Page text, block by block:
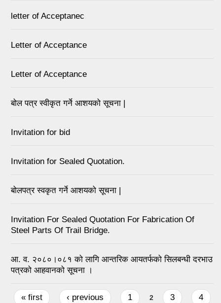
letter of Acceptanec
Letter of Acceptance
Letter of Acceptance
बोल पत्र स्वीकृत गर्ने आशयको सूचना |
Invitation for bid
Invitation for Sealed Quotation.
बोलपत्र स्वकृत गर्ने आशयको सूचना |
Invitation For Sealed Quotation For Fabrication Of
Steel Parts Of Trail Bridge.
आ. व. २०८०।०८१ को लागि आन्तरिक आयतर्फको सिलबन्धी दरभाउ
पत्रको आहवानको सूचना ।
Pages
« first ‹ previous 1 2 3 4